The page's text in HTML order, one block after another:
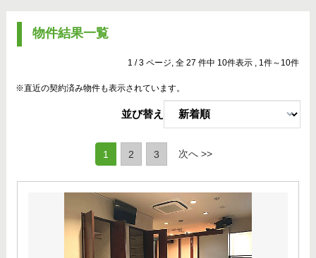
物件結果一覧
1 / 3 ページ, 全 27 件中 10件表示 , 1件～10件
※直近の契約済み物件も表示されています。
並び替え
1 (current)
2 3 次へ >>